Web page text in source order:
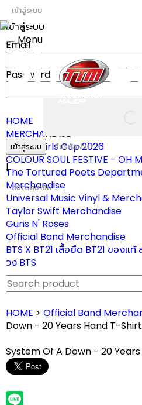
เข้าสู่ระบบ
เข้าสู่ระบบ
Email
Password
เข้าสู่ระบบ ลืมรหัสผ่าน?
|
สมัครสมาชิก
Toggle
Menu
HOME
MERCHANDISE
ผ้าเชียร์ Girls Cup 2026
COLOUR SOUL FESTIVE - OH
The Tortured Poets
Merchandise
Universal Music Vinyl &
Taylor Swift Merchandise
Guns N' Roses
Official Band Merchandise
BTS X BT21 เสื้อยืด BT21 ของแ
วง BTS
HOME > Official Band
Down - 20 Years Hand T-Shirt
System Of A Down - 20